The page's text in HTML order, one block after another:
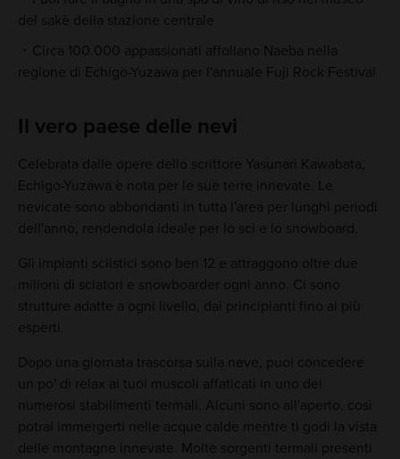
del sakè della stazione centrale
Circa 100.000 appassionati affollano Naeba nella
regione di Echigo-Yuzawa per l'annuale Fuji Rock Festival
Il vero paese delle nevi
Celebrata dalle opere dello scrittore Yasunari Kawabata,
Echigo-Yuzawa è nota per le sue terre innevate. Le
nevicate sono abbondanti in tutta l'area per lunghi periodi
dell'anno, rendendola ideale per lo sci e lo snowboard.
Gli impianti sciistici sono ben 12 e attraggono oltre due
milioni di sciatori e snowboarder ogni anno. Ci sono
strutture adatte a ogni livello, dai principianti fino ai più
esperti.
Dopo una giornata trascorsa sulla neve, puoi concedere
un po' di relax ai tuoi muscoli affaticati in uno dei
numerosi stabilimenti termali. Alcuni sono all'aperto, così
potrai immergerti nelle acque calde mentre ti godi la vista
delle montagne innevate. Molte sorgenti termali presenti